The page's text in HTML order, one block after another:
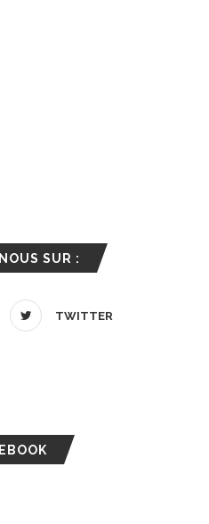
SUR :
TWITTER